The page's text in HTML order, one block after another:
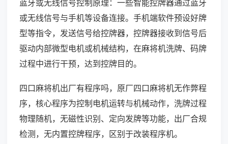
蓝牙或无线信号控制原理：一些智能控牌器通过蓝牙
或无线信号与手机等设备连接。手机端软件预设好牌
型等指令，发送信号给控牌器，控牌器接收到信号后
驱动内部微型电机或机械结构，在麻将机洗牌、码牌
过程中进行干预，达到控牌目的。
四口麻将机出厂有程序吗，原厂四口麻将机无作弊程
序，核心程序为控制电机运转与机械动作，洗牌过程
物理随机，无磁性识别、定向发牌等功能，出厂合规
检测，无内置控牌程序，区别于改装程序机。